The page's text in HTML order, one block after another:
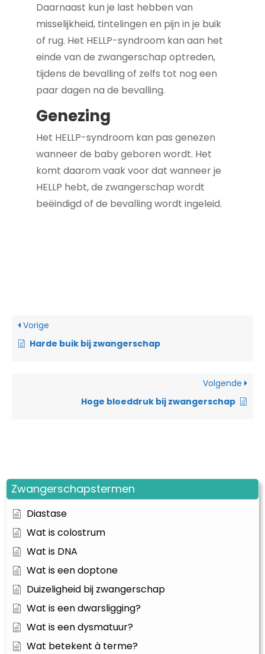
Zwangerschapstermen
Diastase
Wat is colostrum
Wat is DNA
Wat is een doptone
Duizeligheid bij zwangerschap
Wat is een dwarsligging?
Wat is een dysmatuur?
Wat betekent à terme?
Daarnaast kun je last hebben van
misselijkheid, tintelingen en pijn in je buik
of rug. Het HELLP-syndroom kan aan het
einde van de zwangerschap optreden,
tijdens de bevalling of zelfs tot nog een
paar dagen na de bevalling.
Genezing
Het HELLP-syndroom kan pas genezen
wanneer de baby geboren wordt. Het
komt daarom vaak voor dat wanneer je
HELLP hebt, de zwangerschap wordt
beëindigd of de bevalling wordt ingeleid.
Vorige
Harde buik bij zwangerschap
Volgende
Hoge bloeddruk bij zwangerschap